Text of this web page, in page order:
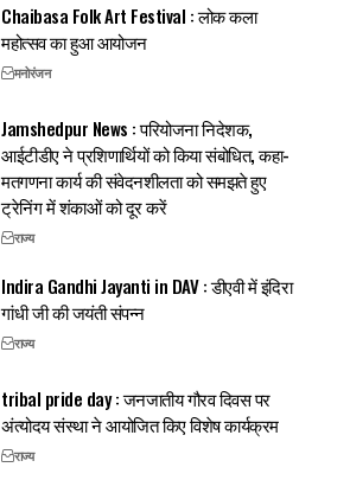
Chaibasa Folk Art Festival : लोक कला
महोत्सव का हुआ आयोजन
मनोरंजन
Jamshedpur News : परियोजना निदेशक,
आईटीडीए ने प्रशिणार्थियों को किया संबोधित, कहा-
मतगणना कार्य की संवेदनशीलता को समझते हुए
ट्रेनिंग में शंकाओं को दूर करें
राज्य
Indira Gandhi Jayanti in DAV : डीएवी में इंदिरा
गांधी जी की जयंती संपन्न
राज्य
tribal pride day : जनजातीय गौरव दिवस पर
अंत्योदय संस्था ने आयोजित किए विशेष कार्यक्रम
राज्य